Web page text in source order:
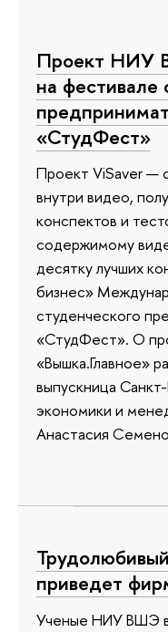
Проект НИУ
на фестивале
«СтудФест»
Проект ViSaver —
внутри видео,
конспектов и
содержимому
десятку лучших
бизнес»
студенческого
«СтудФест». О
«Вышка.Главное»
выпускница
экономики и
Анастасия
приведет
Ученые НИУ ВШЭ в